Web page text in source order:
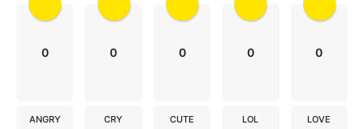
0
ANGRY
0
CRY
0
CUTE
0
LOL
0
LOVE